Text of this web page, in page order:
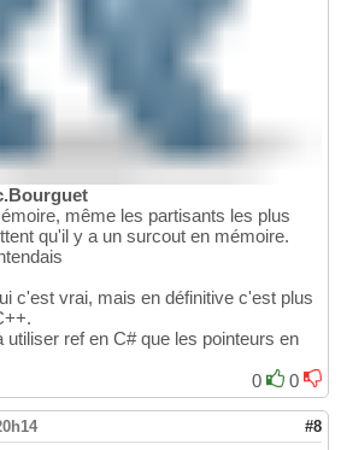
même les partisants les plus
qu'il y a un surcout en mémoire.
c'est vrai, mais en définitive c'est plus
ref en C# que les pointeurs en
0
0
#8